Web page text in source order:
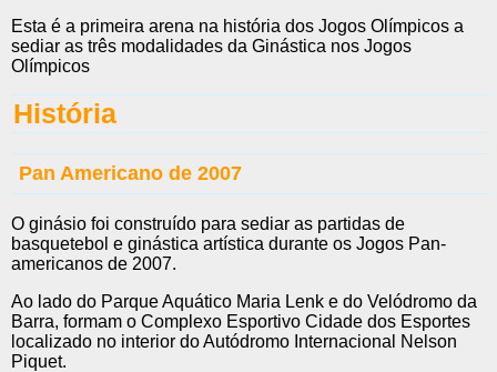
Esta é a primeira arena na história dos Jogos Olímpicos a
sediar as três modalidades da Ginástica nos Jogos
Olímpicos
História
Pan Americano de 2007
O ginásio foi construído para sediar as partidas de
basquetebol e ginástica artística durante os Jogos Pan-
americanos de 2007.
Ao lado do Parque Aquático Maria Lenk e do Velódromo da
Barra, formam o Complexo Esportivo Cidade dos Esportes
localizado no interior do Autódromo Internacional Nelson
Piquet.